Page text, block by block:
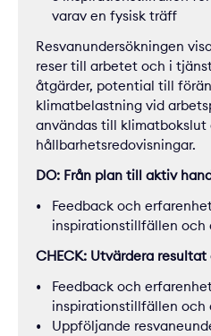
varav en fysisk träff
Resvanundersökningen
reser till arbetet och i
åtgärder, potential till
klimatbelastning vid
användas till klimatbokslut
hållbarhetsredovisningar.
DO: Från plan till aktiv
Feedback och
inspirationstillfällen och
CHECK: Utvärdera
Feedback och
inspirationstillfällen och
Uppföljande